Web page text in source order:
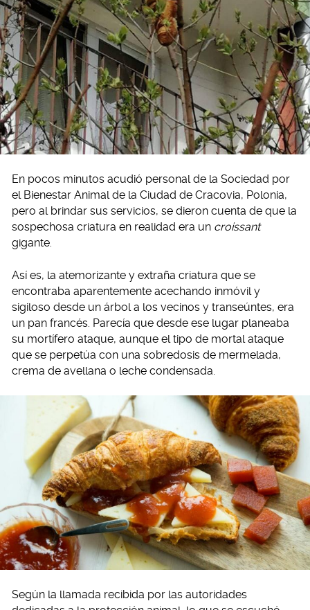
En pocos minutos acudió personal de la Sociedad por
el Bienestar Animal de la Ciudad de Cracovia, Polonia,
pero al brindar sus servicios, se dieron cuenta de que la
sospechosa criatura en realidad era un croissant
gigante.
Así es, la atemorizante y extraña criatura que se
encontraba aparentemente acechando inmóvil y
sigiloso desde un árbol a los vecinos y transeúntes, era
un pan francés. Parecía que desde ese lugar planeaba
su mortífero ataque, aunque el tipo de mortal ataque
que se perpetúa con una sobredosis de mermelada,
crema de avellana o leche condensada.
Según la llamada recibida por las autoridades